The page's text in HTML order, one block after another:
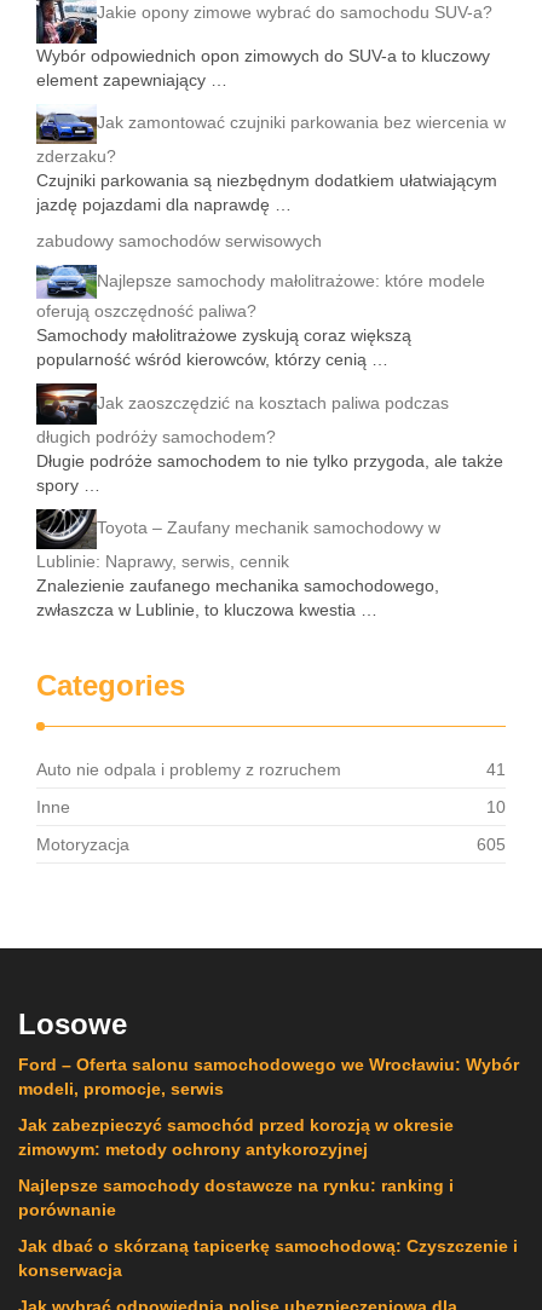
Jakie opony zimowe wybrać do samochodu SUV-a?
Wybór odpowiednich opon zimowych do SUV-a to kluczowy
element zapewniający …
Jak zamontować czujniki parkowania bez wiercenia w
zderzaku?
Czujniki parkowania są niezbędnym dodatkiem ułatwiającym
jazdę pojazdami dla naprawdę …
zabudowy samochodów serwisowych
Najlepsze samochody małolitrażowe: które modele
oferują oszczędność paliwa?
Samochody małolitrażowe zyskują coraz większą
popularność wśród kierowców, którzy cenią …
Jak zaoszczędzić na kosztach paliwa podczas
długich podróży samochodem?
Długie podróże samochodem to nie tylko przygoda, ale także
spory …
Toyota – Zaufany mechanik samochodowy w
Lublinie: Naprawy, serwis, cennik
Znalezienie zaufanego mechanika samochodowego,
zwłaszcza w Lublinie, to kluczowa kwestia …
Categories
Auto nie odpala i problemy z rozruchem
41
Inne
10
Motoryzacja
605
Losowe
Ford – Oferta salonu samochodowego we Wrocławiu: Wybór
modeli, promocje, serwis
Jak zabezpieczyć samochód przed korozją w okresie
zimowym: metody ochrony antykorozyjnej
Najlepsze samochody dostawcze na rynku: ranking i
porównanie
Jak dbać o skórzaną tapicerkę samochodową: Czyszczenie i
konserwacja